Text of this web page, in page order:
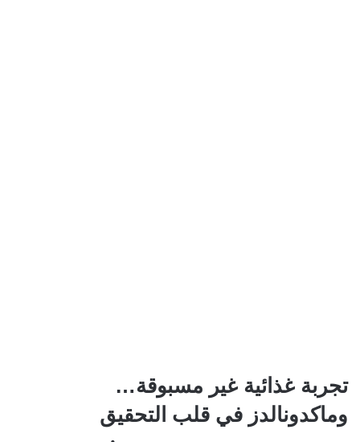
تجربة غذائية غير مسبوقة…
وماكدونالدز في قلب التحقيق